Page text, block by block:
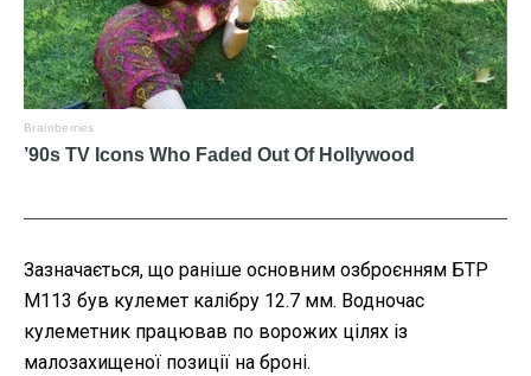
Зазначається, що раніше основним озброєнням БТР
М113 був кулемет калібру 12.7 мм. Водночас
кулеметник працював по ворожих цілях із
малозахищеної позиції на броні.